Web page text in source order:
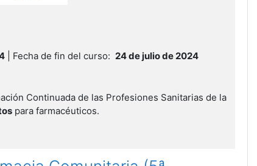
| Fecha de fin del curso:24 de julio de 2024
Continuada de las Profesiones Sanitarias de la
para farmacéuticos.